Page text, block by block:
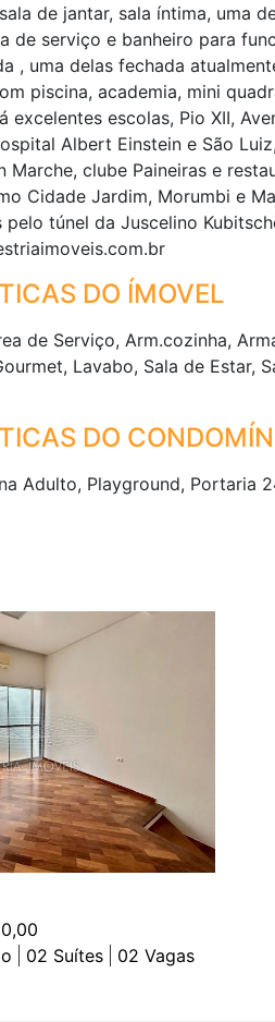
de jantar, sala íntima, uma
de serviço e banheiro para
, uma delas fechada
piscina, academia, mini
excelentes escolas, Pio XII,
Albert Einstein e São
Marche, clube Paineiras e
Cidade Jardim, Morumbi e
pelo túnel da Juscelino
DO ÍMOVEL
de Serviço, Arm.cozinha,
Lavabo, Sala de Estar,
DO
Adulto, Playground, Portaria
02 Suítes 02 Vagas